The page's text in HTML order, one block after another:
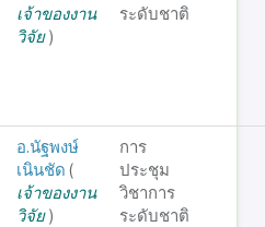
เจ้าของงาน
วิจัย)
ระดับชาติ
อ.นัฐพงษ์
เนินชัด (
เจ้าของงาน
วิจัย)
การ
ประชุม
วิชาการ
ระดับชาติ